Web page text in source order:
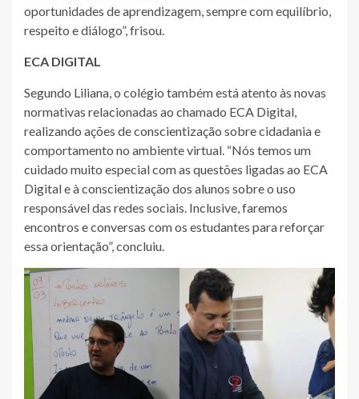
oportunidades de aprendizagem, sempre com equilíbrio,
respeito e diálogo”, frisou.
ECA DIGITAL
Segundo Liliana, o colégio também está atento às novas
normativas relacionadas ao chamado ECA Digital,
realizando ações de conscientização sobre cidadania e
comportamento no ambiente virtual. “Nós temos um
cuidado muito especial com as questões ligadas ao ECA
Digital e à conscientização dos alunos sobre o uso
responsável das redes sociais. Inclusive, faremos
encontros e conversas com os estudantes para reforçar
essa orientação”, concluiu.